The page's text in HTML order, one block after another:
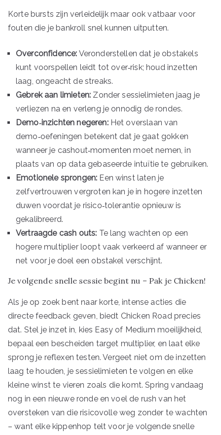
Korte bursts zijn verleidelijk maar ook vatbaar voor
fouten die je bankroll snel kunnen uitputten.
Overconfidence: Veronderstellen dat je obstakels
kunt voorspellen leidt tot over‑risk; houd inzetten
laag, ongeacht de streaks.
Gebrek aan limieten: Zonder sessielimieten jaag je
verliezen na en verleng je onnodig de rondes.
Demo‑inzichten negeren:Het overslaan van
demo‑oefeningen betekent dat je gaat gokken
wanneer je cashout‑momenten moet nemen, in
plaats van op data gebaseerde intuïtie te gebruiken.
Emotionele sprongen: Een winst laten je
zelfvertrouwen vergroten kan je in hogere inzetten
duwen voordat je risico‑tolerantie opnieuw is
gekalibreerd.
Vertraagde cash outs: Te lang wachten op een
hogere multiplier loopt vaak verkeerd af wanneer er
net voor je doel een obstakel verschijnt.
Je volgende snelle sessie begint nu – Pak je Chicken!
Als je op zoek bent naar korte, intense acties die
directe feedback geven, biedt Chicken Road precies
dat. Stel je inzet in, kies Easy of Medium moeilijkheid,
bepaal een bescheiden target multiplier, en laat elke
sprong je reflexen testen. Vergeet niet om de inzetten
laag te houden, je sessielimieten te volgen en elke
kleine winst te vieren zoals die komt. Spring vandaag
nog in een nieuwe ronde en voel de rush van het
oversteken van die risicovolle weg zonder te wachten
– want elke kippenhop telt voor je volgende snelle